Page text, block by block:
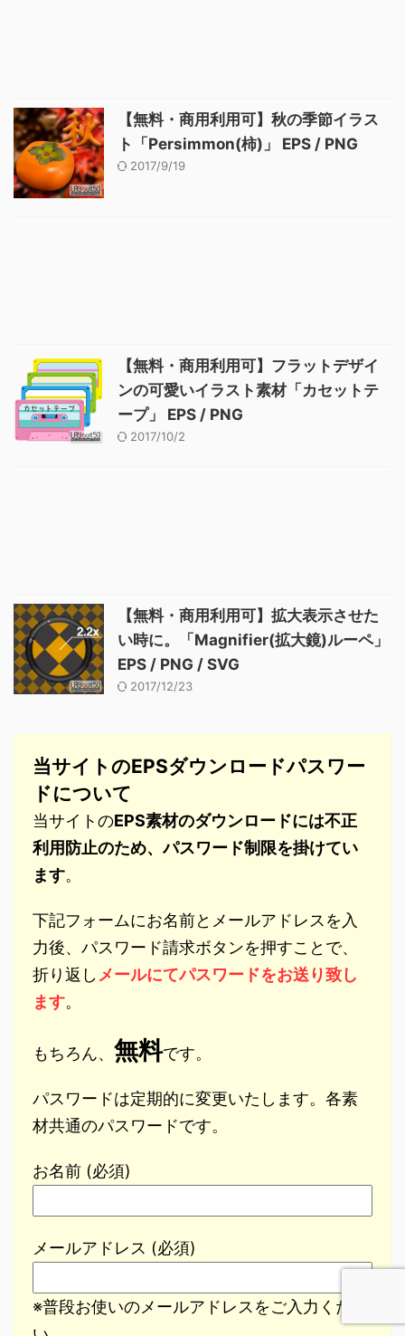
【無料・商用利用可】秋の季節イラス
ト「Persimmon(柿)」 EPS / PNG
2017/9/19
【無料・商用利用可】フラットデザイ
ンの可愛いイラスト素材「カセットテ
ープ」 EPS / PNG
2017/10/2
【無料・商用利用可】拡大表示させた
い時に。「Magnifier(拡大鏡)ルーペ」
EPS / PNG / SVG
2017/12/23
当サイトのEPSダウンロードパスワー
ドについて
当サイトのEPS素材のダウンロードには不正
利用防止のため、パスワード制限を掛けてい
ます。
下記フォームにお名前とメールアドレスを入
力後、パスワード請求ボタンを押すことで、
折り返しメールにてパスワードをお送り致し
ます。
もちろん、 無料です。
パスワードは定期的に変更いたします。各素
材共通のパスワードです。
お名前 (必須)
メールアドレス (必須)
※普段お使いのメールアドレスをご入力くださ